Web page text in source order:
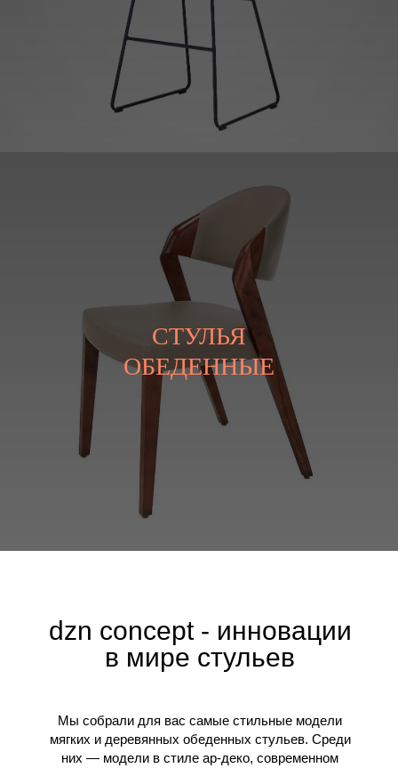
СТУЛЬЯ
ОБЕДЕННЫЕ
Мы собрали для вас самые стильные модели
мягких и деревянных обеденных стульев. Среди
них — модели в стиле ар-деко, современном
dzn concept - инновации
в мире стульев